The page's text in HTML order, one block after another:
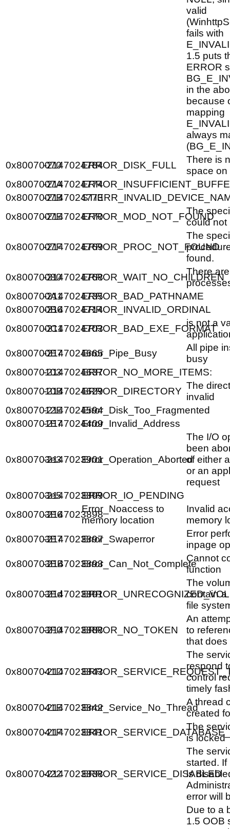
valid
fails with
1.5 puts
ERROR
in the
because
mapping
always
0x80070070-2147024784ERROR_DISK_FULL
There is
space on
0x8007007A-2147024774
0x8007007B-2147024773
0x8007007E-2147024770ERROR_MOD_NOT_FOUND
The
could not
0x8007007F-2147024769ERROR_PROC_NOT_FOUND
The
found.
0x80070080-2147024768ERROR_WAIT_NO_CHILDREN
There
0x800700A1-2147024735ERROR_BAD_PATHNAME
0x800700B6-2147024714ERROR_INVALID_ORDINAL
0x800700C1-2147024703ERROR_BAD_EXE_FORMAT
is not a
0x800700E7-2147024665Error_Pipe_Busy
All pipe
busy
0x80070103-2147024637ERROR_NO_MORE_ITEMS:
0x8007010B-2147024629ERROR_DIRECTORY
The
invalid
0x8007012E-2147024594Error_Disk_Too_Fragmented
0x800701E7-2147024409Error_Invalid_Address
0x800703e3-2147023901Error_Operation_Aborted
The I/O
been
of either
or an
request
0x800703e5-2147023899ERROR_IO_PENDING
0x800703E6-2147023898
Error_Noaccess to
memory location
Invalid
memory
0x800703E7-2147023897Error_Swaperror
Error
inpage
0x800703EB-2147023893Error_Can_Not_Complete
Cannot
function
0x800703Ed-2147023891
The
contain a
file
0x800703F0-2147023888ERROR_NO_TOKEN
An
to
that does
0x8007041D-2147023843
The
respond
control
timely
0x8007041E-2147023842Error_Service_No_Thread
A thread
created
0x8007041F-2147023841
The
is locked
0x80070422-2147023838ERROR_SERVICE_DISABLED
The
started.
is
error will
Due to a
1.5 OOB